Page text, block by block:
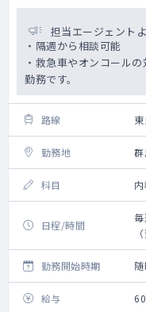
担当エージェント
・隔週から相談可能
・救急車やオンコール
勤務です。
路線
勤務地
科目
日程/時間
勤務開始時期
給与